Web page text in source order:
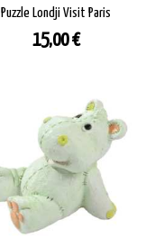
Puzzle Londji Visit Paris
Prezzo
15,00 €